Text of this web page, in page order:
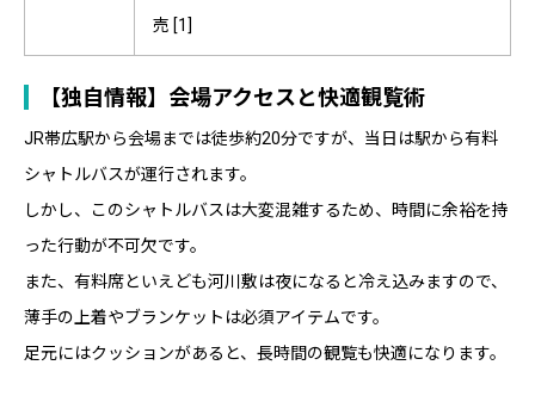
売 [1]
【独自情報】会場アクセスと快適観覧術
JR帯広駅から会場までは徒歩約20分ですが、当日は駅から有料
シャトルバスが運行されます。
しかし、このシャトルバスは大変混雑するため、時間に余裕を持
った行動が不可欠です。
また、有料席といえども河川敷は夜になると冷え込みますので、
薄手の上着やブランケットは必須アイテムです。
足元にはクッションがあると、長時間の観覧も快適になります。